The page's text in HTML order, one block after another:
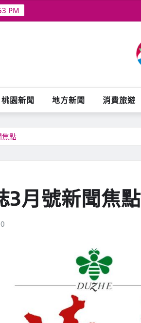
PM
桃園新聞 地方新聞 消費旅遊
焦點
3月號新聞焦點
0